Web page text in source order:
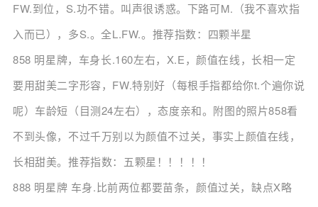
FW.到位，S.功不错。叫声很诱惑。下路可M.（我不喜欢指
入而已），多S.。全L.FW.。推荐指数：四颗半星
858 明星牌，车身长.160左右，X.E，颜值在线，长相一定
要用甜美二字形容，FW.特别好（每根手指都给你t.个遍你说
呢）车龄短（目测24左右），态度亲和。附图的照片858看
不到头像，不过千万别以为颜值不过关，事实上颜值在线，
长相甜美。推荐指数：五颗星！！！！！
888 明星牌 车身.比前两位都要苗条，颜值过关，缺点X略